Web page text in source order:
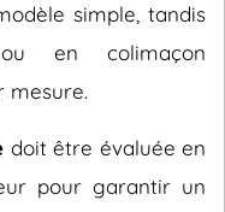
simple, tandis
en colimaçon
mesure.
doit être évaluée en
pour garantir un